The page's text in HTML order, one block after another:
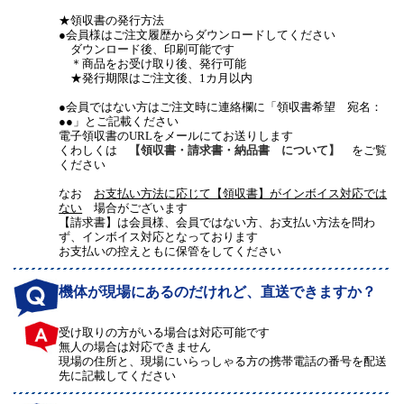
★領収書の発行方法
●会員様はご注文履歴からダウンロードしてください
ダウンロード後、印刷可能です
＊商品をお受け取り後、発行可能
★発行期限はご注文後、1カ月以内
●会員ではない方はご注文時に連絡欄に「領収書希望 宛名：
●●」とご記載ください
電子領収書のURLをメールにてお送りします
くわしくは
【領収書・請求書・納品書 について】
をご覧
ください
なお お支払い方法に応じて【領収書】がインボイス対応では
ない 場合がございます
【請求書】は会員様、会員ではない方、お支払い方法を問わ
ず、インボイス対応となっております
お支払いの控えともに保管をしてください
機体が現場にあるのだけれど、直送できますか？
受け取りの方がいる場合は対応可能です
無人の場合は対応できません
現場の住所と、現場にいらっしゃる方の携帯電話の番号を配送
先に記載してください